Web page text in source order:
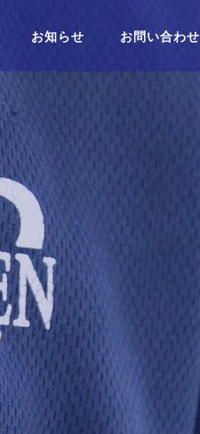
お知らせ お問い合わせ